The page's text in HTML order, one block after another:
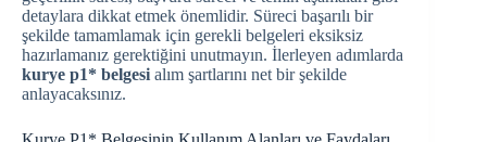
detaylara dikkat etmek önemlidir. Süreci başarılı bir
şekilde tamamlamak için gerekli belgeleri eksiksiz
hazırlamanız gerektiğini unutmayın. İlerleyen adımlarda
kurye p1* belgesi alım şartlarını net bir şekilde
anlayacaksınız.